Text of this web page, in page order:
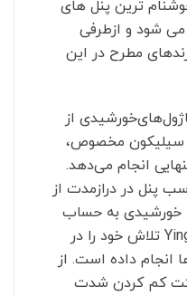
ترین پنل های
می شود و ازطرفی
مطرح در این
از
سیلیکون مخصوص،
انجام می‌دهد.
پنل در درازمدت از
خورشیدی به حساب
تلاش خود را در
انجام داده است. از
کم کردن شدت